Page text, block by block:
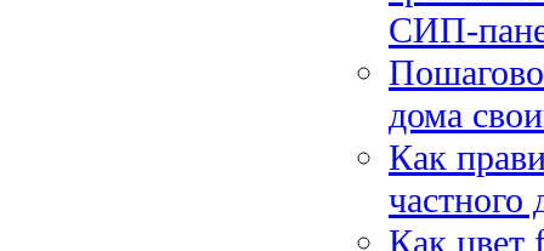
СИП-
дома
Как
частного
Как цвет